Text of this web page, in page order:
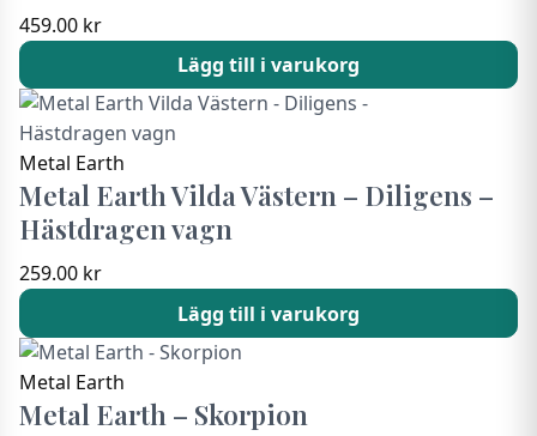
459.00 kr
Lägg till i varukorg
Metal Earth
Metal Earth Vilda Västern – Diligens –
Hästdragen vagn
259.00 kr
Lägg till i varukorg
Metal Earth
Metal Earth – Skorpion